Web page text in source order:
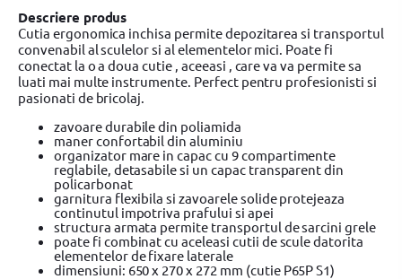
Descriere produs
Cutia ergonomica inchisa permite depozitarea si transportul
convenabil al sculelor si al elementelor mici. Poate fi
conectat la o a doua cutie , aceeasi , care va va permite sa
luati mai multe instrumente. Perfect pentru profesionisti si
pasionati de bricolaj.
zavoare durabile din poliamida
maner confortabil din aluminiu
organizator mare in capac cu 9 compartimente
reglabile, detasabile si un capac transparent din
policarbonat
garnitura flexibila si zavoarele solide protejeaza
continutul impotriva prafului si apei
structura armata permite transportul de sarcini grele
poate fi combinat cu aceleasi cutii de scule datorita
elementelor de fixare laterale
dimensiuni: 650 x 270 x 272 mm (cutie P65P S1)